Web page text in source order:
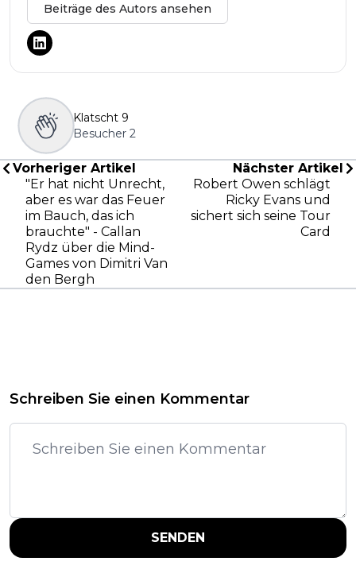
Beiträge des Autors ansehen
Klatscht 9
Besucher 2
Vorheriger Artikel
"Er hat nicht Unrecht,
aber es war das Feuer
im Bauch, das ich
brauchte" - Callan
Rydz über die Mind-
Games von Dimitri Van
den Bergh
Nächster Artikel
Robert Owen schlägt
Ricky Evans und
sichert sich seine Tour
Card
Schreiben Sie einen Kommentar
SENDEN